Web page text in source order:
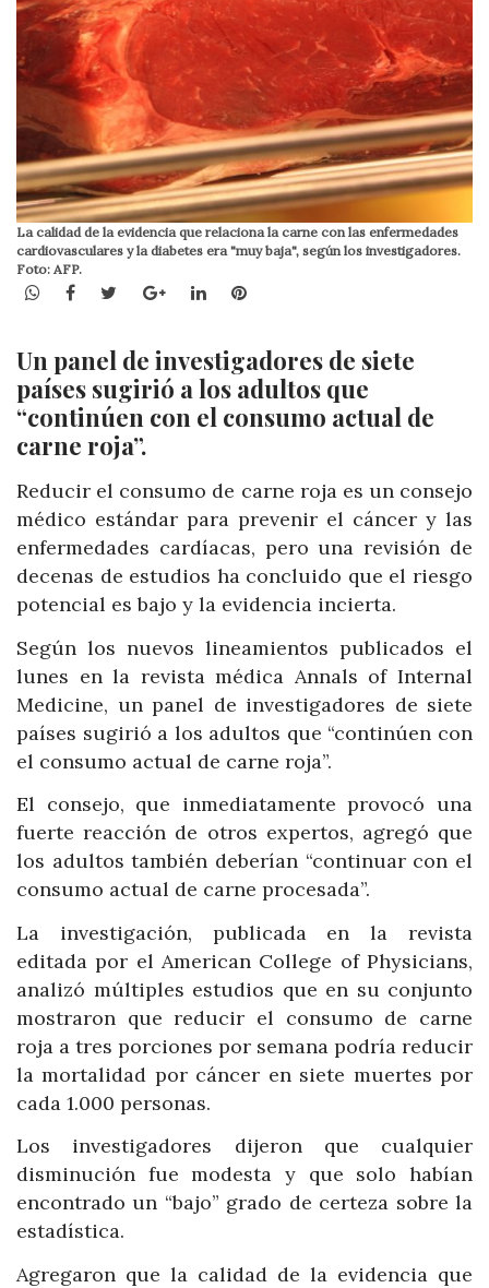
La calidad de la evidencia que relaciona la carne con las enfermedades
cardiovasculares y la diabetes era "muy baja", según los investigadores.
Foto: AFP.
WhatsApp
Facebook
TwitterGoogle+LinkedInPinterest
Un panel de investigadores de siete
países sugirió a los adultos que
“continúen con el consumo actual de
carne roja”.
Reducir el consumo de carne roja es un consejo
médico estándar para prevenir el cáncer y las
enfermedades cardíacas, pero una revisión de
decenas de estudios ha concluido que el riesgo
potencial es bajo y la evidencia incierta.
Según los nuevos lineamientos publicados el
lunes en la revista médica Annals of Internal
Medicine, un panel de investigadores de siete
países sugirió a los adultos que “continúen con
el consumo actual de carne roja”.
El consejo, que inmediatamente provocó una
fuerte reacción de otros expertos, agregó que
los adultos también deberían “continuar con el
consumo actual de carne procesada”.
La investigación, publicada en la revista
editada por el American College of Physicians,
analizó múltiples estudios que en su conjunto
mostraron que reducir el consumo de carne
roja a tres porciones por semana podría reducir
la mortalidad por cáncer en siete muertes por
cada 1.000 personas.
Los investigadores dijeron que cualquier
disminución fue modesta y que solo habían
encontrado un “bajo” grado de certeza sobre la
estadística.
Agregaron que la calidad de la evidencia que